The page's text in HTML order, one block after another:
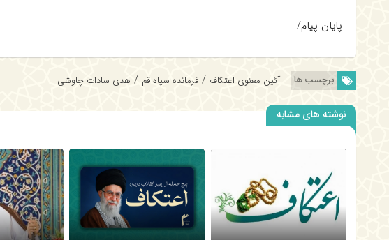
پایان پیام/
برچسب ها آئین معنوی اعتکاف / فرمانده سپاه قم / هدی سادات چاوشی
نوشته های مشابه